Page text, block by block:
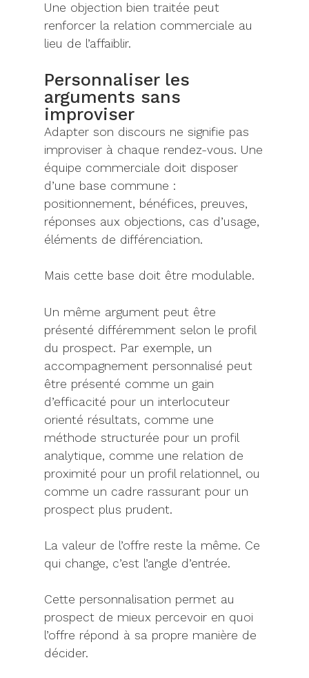
Une objection bien traitée peut
renforcer la relation commerciale au
lieu de l’affaiblir.
Personnaliser les
arguments sans
improviser
Adapter son discours ne signifie pas
improviser à chaque rendez-vous. Une
équipe commerciale doit disposer
d’une base commune :
positionnement, bénéfices, preuves,
réponses aux objections, cas d’usage,
éléments de différenciation.
Mais cette base doit être modulable.
Un même argument peut être
présenté différemment selon le profil
du prospect. Par exemple, un
accompagnement personnalisé peut
être présenté comme un gain
d’efficacité pour un interlocuteur
orienté résultats, comme une
méthode structurée pour un profil
analytique, comme une relation de
proximité pour un profil relationnel, ou
comme un cadre rassurant pour un
prospect plus prudent.
La valeur de l’offre reste la même. Ce
qui change, c’est l’angle d’entrée.
Cette personnalisation permet au
prospect de mieux percevoir en quoi
l’offre répond à sa propre manière de
décider.